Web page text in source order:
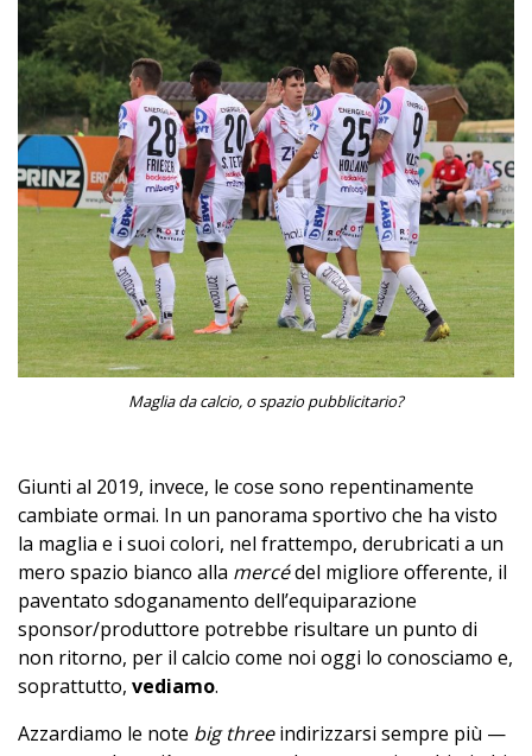
Maglia da calcio, o spazio pubblicitario?
Giunti al 2019, invece, le cose sono repentinamente
cambiate ormai. In un panorama sportivo che ha visto
la maglia e i suoi colori, nel frattempo, derubricati a un
mero spazio bianco alla mercédel migliore offerente, il
paventato sdoganamento dell’equiparazione
sponsor/produttore potrebbe risultare un punto di
non ritorno, per il calcio come noi oggi lo conosciamo e,
soprattutto, vediamo.
Azzardiamo le note big threeindirizzarsi sempre più —